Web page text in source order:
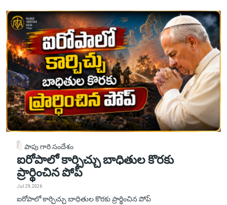
పాపు గారి సందేశం
ఐరోపాలో కార్చిచ్చు బాధితుల కొరకు
ప్రార్థించిన పోప్
Jul 29, 2026
ఐరోపాలో కార్చిచ్చు బాధితుల కొరకు ప్రార్థించిన పోప్